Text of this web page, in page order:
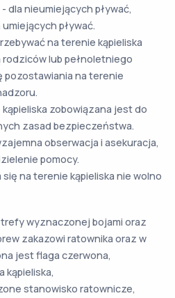
dla nieumiejących pływać,
pływać.
na terenie kąpieliska
rodziców lub pełnoletniego
pozostawiania na terenie
zobowiązana jest do
zasad bezpieczeństwa.
obserwacja i asekuracja,
pomocy.
na terenie kąpieliska nie wolno
wyznaczonej bojami oraz
zakazowi ratownika oraz w
jest flaga czerwona,
kąpieliska,
stanowisko ratownicze,